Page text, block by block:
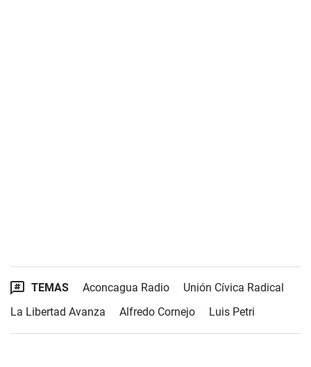
TEMAS Aconcagua Radio
Unión Cívica Radical
La Libertad Avanza
Alfredo Cornejo Luis Petri